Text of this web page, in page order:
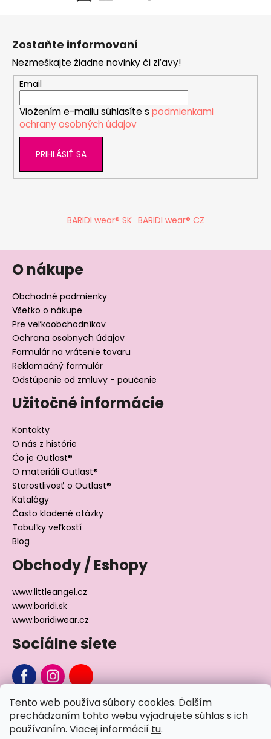
Tento web používa súbory cookies. Ďalším
prechádzaním tohto webu vyjadrujete súhlas s ich
používaním. Viacej informácií tu.
Zostaňte informovaní
Nezmeškajte žiadne novinky či zľavy!
Email
Vložením e-mailu súhlasíte s podmienkami
ochrany osobných údajov
PRIHLÁSIŤ SA
BARIDI wear® SK BARIDI wear® CZ
O nákupe
Obchodné podmienky
Všetko o nákupe
Pre veľkoobchodníkov
Ochrana osobnych údajov
Formulár na vrátenie tovaru
Reklamačný formulár
Odstúpenie od zmluvy - poučenie
Užitočné informácie
Kontakty
O nás z histórie
Čo je Outlast®
O materiáli Outlast®
Starostlivosť o Outlast®
Katalógy
Často kladené otázky
Tabuľky veľkostí
Blog
Obchody / Eshopy
www.littleangel.cz
www.baridi.sk
www.baridiwear.cz
Sociálne siete
Chcete sa nás na niečo opýtať?